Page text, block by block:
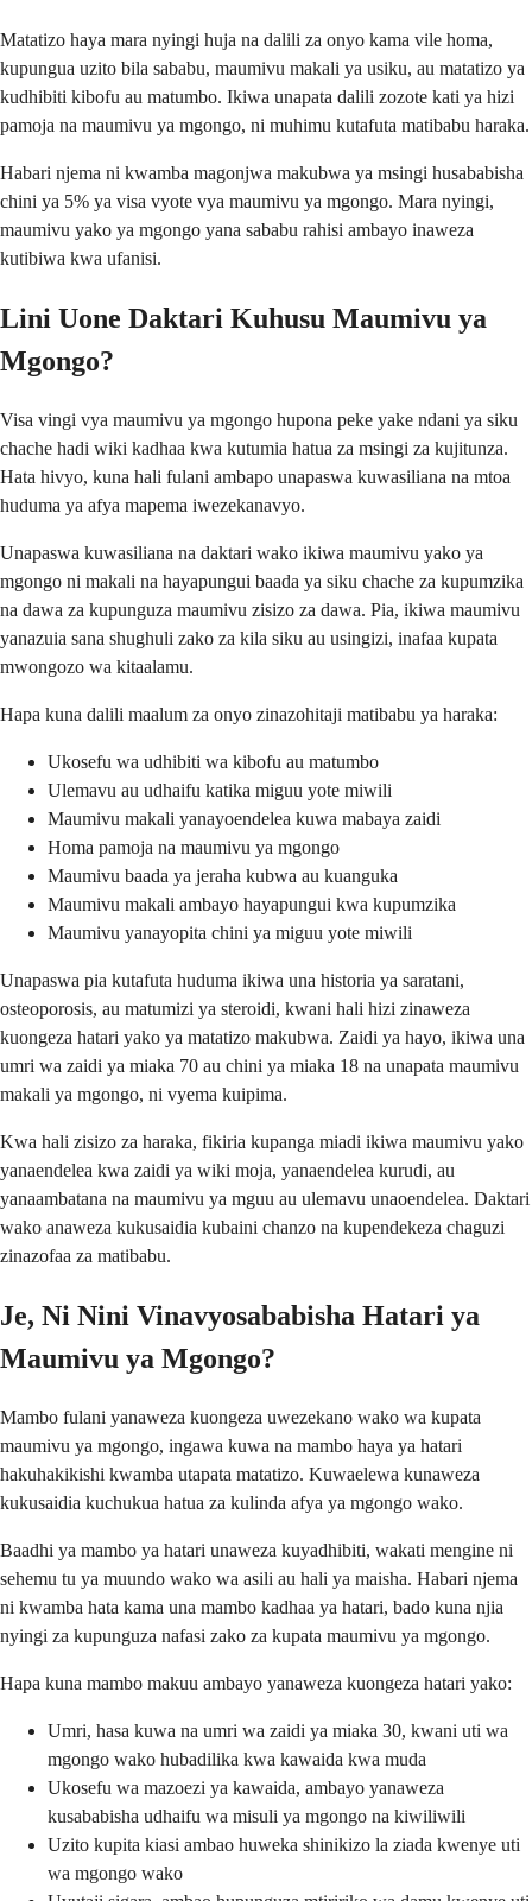
Matatizo haya mara nyingi huja na dalili za onyo kama vile homa,
kupungua uzito bila sababu, maumivu makali ya usiku, au matatizo ya
kudhibiti kibofu au matumbo. Ikiwa unapata dalili zozote kati ya hizi
pamoja na maumivu ya mgongo, ni muhimu kutafuta matibabu haraka.
Habari njema ni kwamba magonjwa makubwa ya msingi husababisha
chini ya 5% ya visa vyote vya maumivu ya mgongo. Mara nyingi,
maumivu yako ya mgongo yana sababu rahisi ambayo inaweza
kutibiwa kwa ufanisi.
Lini Uone Daktari Kuhusu Maumivu ya
Mgongo?
Visa vingi vya maumivu ya mgongo hupona peke yake ndani ya siku
chache hadi wiki kadhaa kwa kutumia hatua za msingi za kujitunza.
Hata hivyo, kuna hali fulani ambapo unapaswa kuwasiliana na mtoa
huduma ya afya mapema iwezekanavyo.
Unapaswa kuwasiliana na daktari wako ikiwa maumivu yako ya
mgongo ni makali na hayapungui baada ya siku chache za kupumzika
na dawa za kupunguza maumivu zisizo za dawa. Pia, ikiwa maumivu
yanazuia sana shughuli zako za kila siku au usingizi, inafaa kupata
mwongozo wa kitaalamu.
Hapa kuna dalili maalum za onyo zinazohitaji matibabu ya haraka:
Ukosefu wa udhibiti wa kibofu au matumbo
Ulemavu au udhaifu katika miguu yote miwili
Maumivu makali yanayoendelea kuwa mabaya zaidi
Homa pamoja na maumivu ya mgongo
Maumivu baada ya jeraha kubwa au kuanguka
Maumivu makali ambayo hayapungui kwa kupumzika
Maumivu yanayopita chini ya miguu yote miwili
Unapaswa pia kutafuta huduma ikiwa una historia ya saratani,
osteoporosis, au matumizi ya steroidi, kwani hali hizi zinaweza
kuongeza hatari yako ya matatizo makubwa. Zaidi ya hayo, ikiwa una
umri wa zaidi ya miaka 70 au chini ya miaka 18 na unapata maumivu
makali ya mgongo, ni vyema kuipima.
Kwa hali zisizo za haraka, fikiria kupanga miadi ikiwa maumivu yako
yanaendelea kwa zaidi ya wiki moja, yanaendelea kurudi, au
yanaambatana na maumivu ya mguu au ulemavu unaoendelea. Daktari
wako anaweza kukusaidia kubaini chanzo na kupendekeza chaguzi
zinazofaa za matibabu.
Je, Ni Nini Vinavyosababisha Hatari ya
Maumivu ya Mgongo?
Mambo fulani yanaweza kuongeza uwezekano wako wa kupata
maumivu ya mgongo, ingawa kuwa na mambo haya ya hatari
hakuhakikishi kwamba utapata matatizo. Kuwaelewa kunaweza
kukusaidia kuchukua hatua za kulinda afya ya mgongo wako.
Baadhi ya mambo ya hatari unaweza kuyadhibiti, wakati mengine ni
sehemu tu ya muundo wako wa asili au hali ya maisha. Habari njema
ni kwamba hata kama una mambo kadhaa ya hatari, bado kuna njia
nyingi za kupunguza nafasi zako za kupata maumivu ya mgongo.
Hapa kuna mambo makuu ambayo yanaweza kuongeza hatari yako:
Umri, hasa kuwa na umri wa zaidi ya miaka 30, kwani uti wa
mgongo wako hubadilika kwa kawaida kwa muda
Ukosefu wa mazoezi ya kawaida, ambayo yanaweza
kusababisha udhaifu wa misuli ya mgongo na kiwiliwili
Uzito kupita kiasi ambao huweka shinikizo la ziada kwenye uti
wa mgongo wako